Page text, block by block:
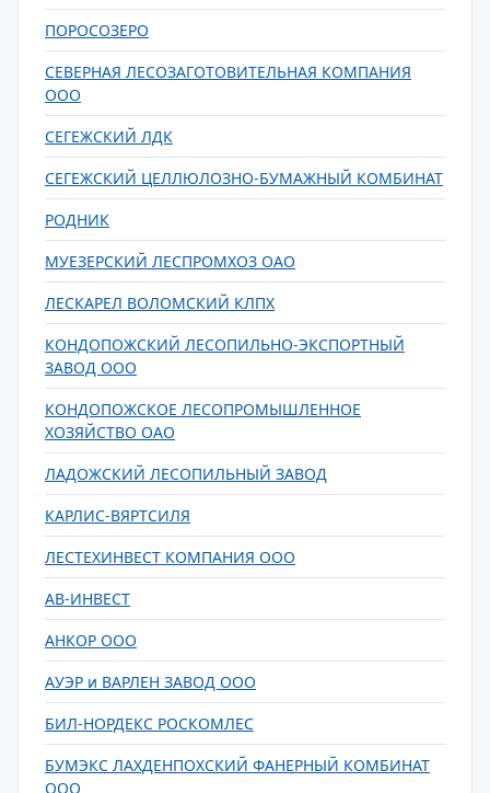
ПОРОСОЗЕРО
СЕВЕРНАЯ ЛЕСОЗАГОТОВИТЕЛЬНАЯ КОМПАНИЯ
ООО
СЕГЕЖСКИЙ ЛДК
СЕГЕЖСКИЙ ЦЕЛЛЮЛОЗНО-БУМАЖНЫЙ КОМБИНАТ
РОДНИК
МУЕЗЕРСКИЙ ЛЕСПРОМХОЗ ОАО
ЛЕСКАРЕЛ ВОЛОМСКИЙ КЛПХ
КОНДОПОЖСКИЙ ЛЕСОПИЛЬНО-ЭКСПОРТНЫЙ
ЗАВОД ООО
КОНДОПОЖСКОЕ ЛЕСОПРОМЫШЛЕННОЕ
ХОЗЯЙСТВО ОАО
ЛАДОЖСКИЙ ЛЕСОПИЛЬНЫЙ ЗАВОД
КАРЛИС-ВЯРТСИЛЯ
ЛЕСТЕХИНВЕСТ КОМПАНИЯ ООО
АВ-ИНВЕСТ
АНКОР ООО
АУЭР и ВАРЛЕН ЗАВОД ООО
БИЛ-НОРДЕКС РОСКОМЛЕС
БУМЭКС ЛАХДЕНПОХСКИЙ ФАНЕРНЫЙ КОМБИНАТ
ООО